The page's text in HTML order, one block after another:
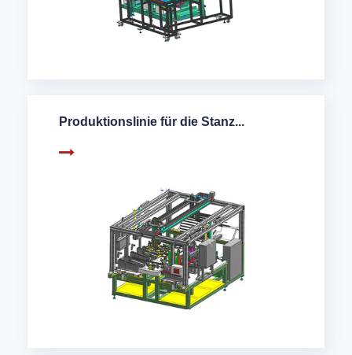
Produktionslinie für die Stanz...